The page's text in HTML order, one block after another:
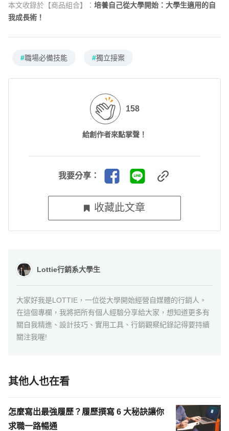
本文收錄於【商品組合】： 培養自己從大學開始：大學生適用的自
我成長術！
#職場必備技能 #獨立接案
158
給創作者來點掌聲！
我要分享：
收藏此文章
Lottie行銷系大學生
大家好我是LOTTIE，一位從大學開始經營自媒體的行銷人。
在這個專欄，我將把所有個人經驗分享給大家，想知道更多有
關自我精進、設計技巧、實用工具、行銷觀察紀錄記得要持續
關注我喔!
其他人也在看
怎麼寫出最強履歷？履歷撰寫 6 大秘訣讓你
求職一路暢通